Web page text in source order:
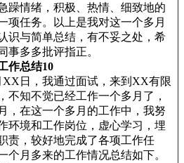
躁情绪，积极、热情、细致地的
项任务。以上是我对这一个多月
识与简单总结，有不妥之处，希
事多多批评指正。
作总结10
日，我通过面试，来到XX有限
不知不觉已经工作一个多月了，
，在这一个多月的工作中，我努
环境和工作岗位，虚心学习，埋
责，较好地完成了各项工作任
个月多来的工作情况总结如下。